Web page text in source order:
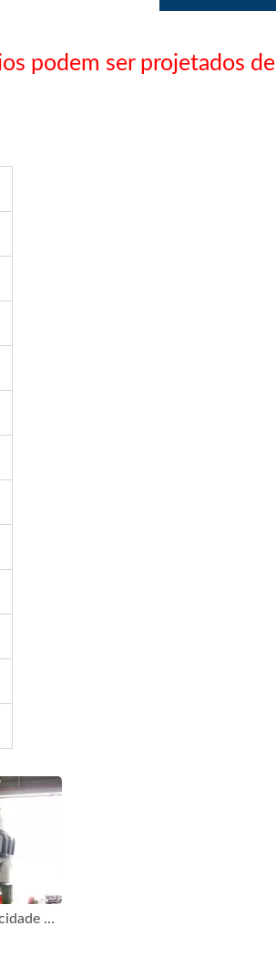
podem ser projetados de
Barco de Patrulha de Alta Velocidade 55GT FRP (2)